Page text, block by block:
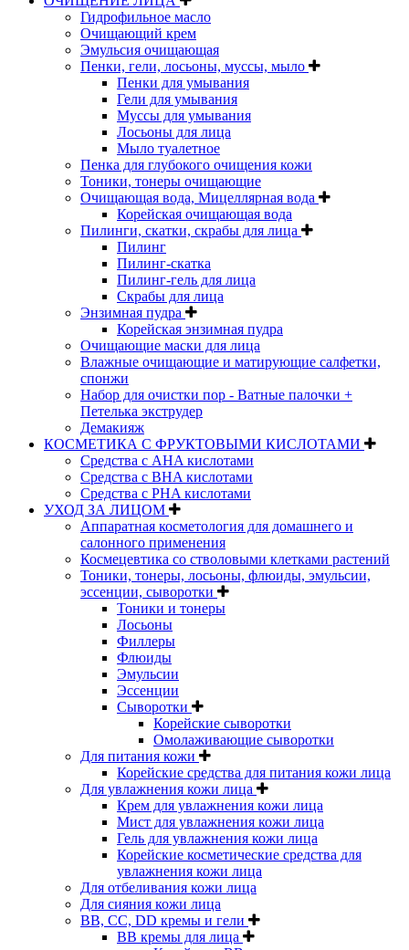
Гидрофильное масло
Очищающий крем
Эмульсия очищающая
Пенки, гели, лосьоны, муссы, мыло
Пенки для умывания
Гели для умывания
Муссы для умывания
Лосьоны для лица
Мыло туалетное
Пенка для глубокого очищения кожи
Тоники, тонеры очищающие
Очищающая вода, Мицеллярная вода
Корейская очищающая вода
Пилинги, скатки, скрабы для лица
Пилинг
Пилинг-скатка
Пилинг-гель для лица
Скрабы для лица
Энзимная пудра
Корейская энзимная пудра
Очищающие маски для лица
Влажные очищающие и матирующие салфетки,
спонжи
Набор для очистки пор - Ватные палочки +
Петелька экструдер
Демакияж
КОСМЕТИКА С ФРУКТОВЫМИ КИСЛОТАМИ
Средства с AHA кислотами
Средства с BHA кислотами
Средства с PHA кислотами
УХОД ЗА ЛИЦОМ
Аппаратная косметология для домашнего и
салонного применения
Космецевтика со стволовыми клетками растений
Тоники, тонеры, лосьоны, флюиды, эмульсии,
эссенции, сыворотки
Тоники и тонеры
Лосьоны
Филлеры
Флюиды
Эмульсии
Эссенции
Сыворотки
Корейские сыворотки
Омолаживающие сыворотки
Для питания кожи
Корейские средства для питания кожи лица
Для увлажнения кожи лица
Крем для увлажнения кожи лица
Мист для увлажнения кожи лица
Гель для увлажнения кожи лица
Корейские косметические средства для
увлажнения кожи лица
Для отбеливания кожи лица
Для сияния кожи лица
BB, CC, DD кремы и гели
BB кремы для лица